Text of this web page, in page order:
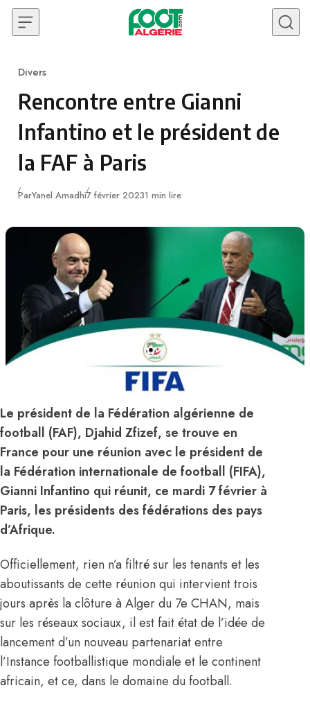
Skip to content
Category
Divers
Rencontre entre Gianni
Infantino et le président de
la FAF à Paris
ParYanel AmadhiPublié
7 février 20231 min lire
Le président de la Fédération algérienne de
football (FAF), Djahid Zfizef, se trouve en
France pour une réunion avec le président de
la Fédération internationale de football (FIFA),
Gianni Infantino qui réunit, ce mardi 7 février à
Paris, les présidents des fédérations des pays
d’Afrique.
Officiellement, rien n’a filtré sur les tenants et les
aboutissants de cette réunion qui intervient trois
jours après la clôture à Alger du 7e CHAN, mais
sur les réseaux sociaux, il est fait état de l’idée de
lancement d’un nouveau partenariat entre
l’Instance footballistique mondiale et le continent
africain, et ce, dans le domaine du football.